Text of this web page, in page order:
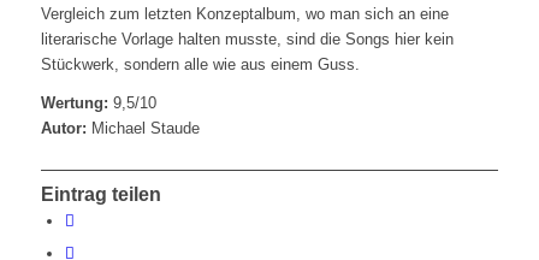
Vergleich zum letzten Konzeptalbum, wo man sich an eine
literarische Vorlage halten musste, sind die Songs hier kein
Stückwerk, sondern alle wie aus einem Guss.
Wertung: 9,5/10
Autor: Michael Staude
Eintrag teilen